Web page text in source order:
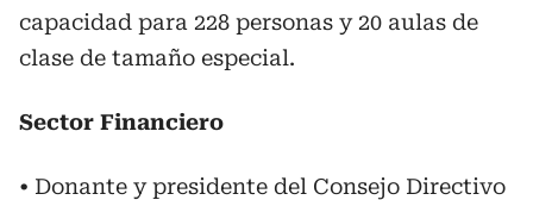
capacidad para 228 personas y 20 aulas de
clase de tamaño especial.
Sector Financiero
• Donante y presidente del Consejo Directivo